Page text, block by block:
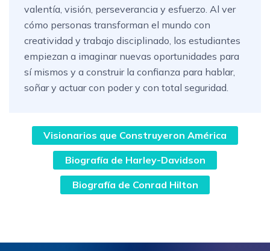
valentía, visión, perseverancia y esfuerzo. Al ver
cómo personas transforman el mundo con
creatividad y trabajo disciplinado, los estudiantes
empiezan a imaginar nuevas oportunidades para
sí mismos y a construir la confianza para hablar,
soñar y actuar con poder y con total seguridad.
Visionarios que Construyeron América
Biografía de Harley-Davidson
Biografía de Conrad Hilton